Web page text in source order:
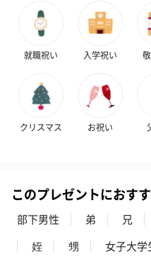
フラワーテディベア
（2,390円）
テ
（
紅茶・コーヒー・スイーツ
紅茶・コーヒー・スイーツを
就職祝い 入学祝い
クリスマス お祝い
このプレゼントにおす
部下男性 弟 兄
姪
甥 女子大学